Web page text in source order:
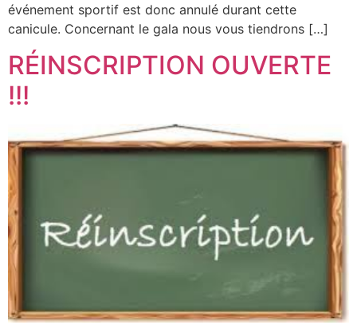
événement sportif est donc annulé durant cette
canicule. Concernant le gala nous vous tiendrons […]
RÉINSCRIPTION OUVERTE
!!!